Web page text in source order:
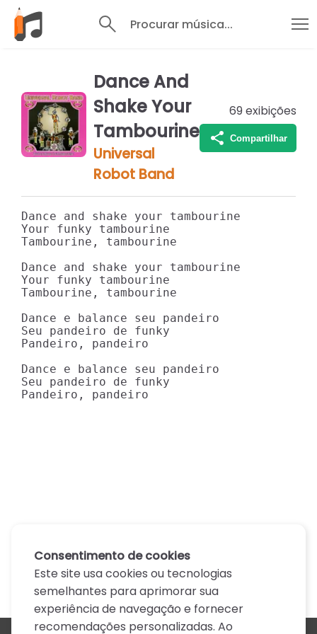
Procurar música...
Dance And
Shake Your
Tambourine
Universal
Robot Band
69 exibições
Compartilhar
Dance and shake your tambourine
Your funky tambourine
Tambourine, tambourine
Dance and shake your tambourine
Your funky tambourine
Tambourine, tambourine
Dance e balance seu pandeiro
Seu pandeiro de funky
Pandeiro, pandeiro
Dance e balance seu pandeiro
Seu pandeiro de funky
Pandeiro, pandeiro
Consentimento de cookies
Este site usa cookies ou tecnologias
semelhantes para aprimorar sua
experiência de navegação e fornecer
recomendações personalizadas. Ao